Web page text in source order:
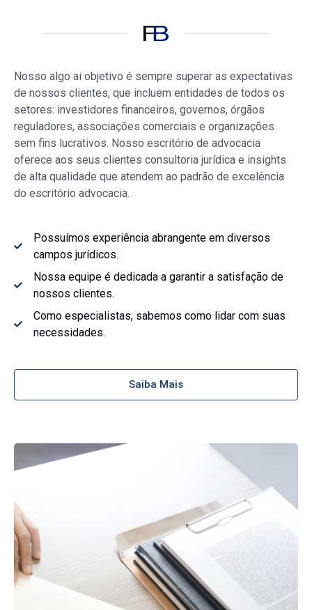
Nosso algo ai objetivo é sempre superar as expectativas
de nossos clientes, que incluem entidades de todos os
setores: investidores financeiros, governos, órgãos
reguladores, associações comerciais e organizações
sem fins lucrativos. Nosso escritório de advocacia
oferece aos seus clientes consultoria jurídica e insights
de alta qualidade que atendem ao padrão de excelência
do escritório advocacia.
Possuímos experiência abrangente em diversos
campos jurídicos.
Nossa equipe é dedicada a garantir a satisfação de
nossos clientes.
Como especialistas, sabemos como lidar com suas
necessidades.
Saiba Mais